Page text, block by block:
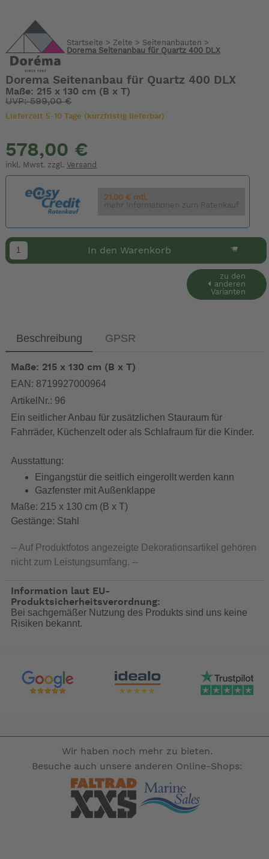
Startseite > Zelte > Seitenanbauten >
Dorema Seitenanbau für Quartz 400 DLX
Dorema Seitenanbau für Quartz 400 DLX
Maße: 215 x 130 cm (B x T)
UVP: 599,00 €
Lieferzeit 5-10 Tage (kurzfristig lieferbar)
578,00 €
inkl. Mwst. zzgl. Versand
21.00 € mtl.
mehr Informationen zum Ratenkauf
In den Warenkorb
zu den
anderen
Varianten
Beschreibung GPSR
Maße: 215 x 130 cm (B x T)
EAN: 8719927000964
ArtikelNr.: 96
Ein seitlicher Anbau für zusätzlichen Stauraum für
Fahrräder, Küchenzelt oder als Schlafraum für die Kinder.
Ausstattung:
Eingangstür die seitlich eingerollt werden kann
Gazfenster mit Außenklappe
Maße: 215 x 130 cm (B x T)
Gestänge: Stahl
-- Auf Produktfotos angezeigte Dekorationsartikel gehören
nicht zum Leistungsumfang. --
Information laut EU-
Produktsicherheitsverordnung:
Bei sachgemäßer Nutzung des Produkts sind uns keine
Risiken bekannt.
Wir haben noch mehr zu bieten.
Besuche auch unsere anderen Online-Shops: